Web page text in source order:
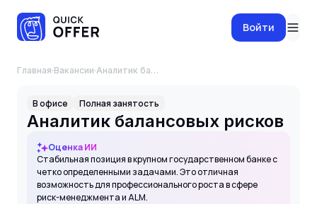
Войти
Главная·Вакансии· Аналитик балансовых рисков
В офисе Полная занятость
Аналитик балансовых рисков
Оценка ИИ
Стабильная позиция в крупном государственном банке с
четко определенными задачами. Это отличная
возможность для профессионального роста в сфере
риск-менеджмента и ALM.